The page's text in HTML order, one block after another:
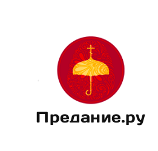
Предание.ру